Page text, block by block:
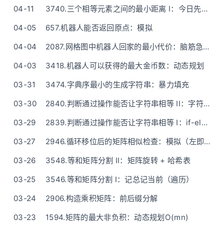
04-11
3740.三个相等元素之间的最小距离 I：今日先暴力，"明日"再哈希
04-05
657.机器人能否返回原点：模拟
04-04
2087.网格图中机器人回家的最小代价：脑筋急转弯（固定走法）
04-03
3418.机器人可以获得的最大金币数：动态规划
03-31
3474.字典序最小的生成字符串：暴力填充
03-30
2840.判断通过操作能否让字符串相等 II：字符串排序或哈希表
03-29
2839.判断通过操作能否让字符串相等 I：if-else（两两判断）
03-27
2946.循环移位后的矩阵相似检查：模拟（左即是右）
03-26
3548.等和矩阵分割 II：矩阵旋转 + 哈希表
03-25
3546.等和矩阵分割 I：记总记当前（遍历）
03-24
2906.构造乘积矩阵：前后缀分解
03-23
1594.矩阵的最大非负积：动态规划O(mn)